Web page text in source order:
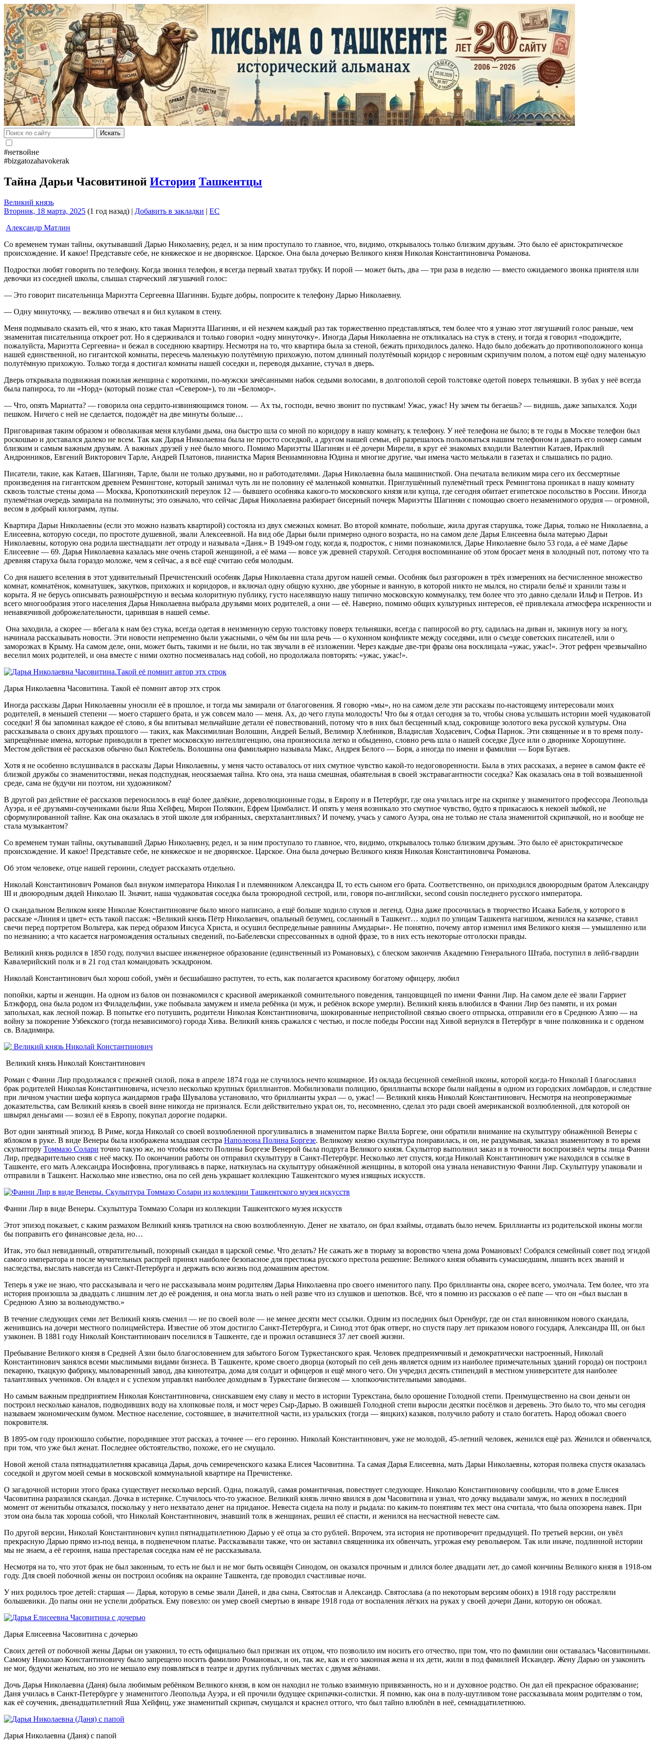
Искать
#нетвойне
#bizgatozahavokerak
Тайна Дарьи Часовитиной История Ташкентцы
Великий князь
Вторник, 18 марта, 2025 (1 год назад) | Добавить в закладки | EC
Александр Матлин
Со временем туман тайны, окутывавший Дарью Николаевну, редел, и за ним проступало то главное, что, видимо, открывалось только близким друзьям. Это было её аристократическое
происхождение. И какое! Представьте себе, не княжеское и не дворянское. Царское. Она была дочерью Великого князя Николая Константиновича Романова.
Подростки любят говорить по телефону. Когда звонил телефон, я всегда первый хватал трубку. И порой — может быть, два — три раза в неделю — вместо ожидаемого звонка приятеля или
девочки из соседней школы, слышал старческий лягушачий голос:
— Это говорит писательница Мариэтта Сергеевна Шагинян. Будьте добры, попросите к телефону Дарью Николаевну.
— Одну минуточку, — вежливо отвечал я и бил кулаком в стену.
Меня подмывало сказать ей, что я знаю, кто такая Мариэтта Шагинян, и ей незачем каждый раз так торжественно представляться, тем более что я узнаю этот лягушачий голос раньше, чем
знаменитая писательница откроет рот. Но я сдерживался и только говорил «одну минуточку». Иногда Дарья Николаевна не откликалась на стук в стену, и тогда я говорил «подождите,
пожалуйста, Мариэтта Сергеевна» и бежал в соседнюю квартиру. Несмотря на то, что квартира была за стеной, бежать приходилось далеко. Надо было добежать до противоположного конца
нашей единственной, но гигантской комнаты, пересечь маленькую полутёмную прихожую, потом длинный полутёмный коридор с неровным скрипучим полом, а потом ещё одну маленькую
полутёмную прихожую. Только тогда я достигал комнаты нашей соседки и, переводя дыхание, стучал в дверь.
Дверь открывала подвижная пожилая женщина с короткими, по-мужски зачёсанными набок седыми волосами, в долгополой серой толстовке одетой поверх тельняшки. В зубах у неё всегда
была папироса, то ли «Норд» (который позже стал «Севером»), то ли «Беломор».
— Что, опять Мариатта? — говорила она сердито-извиняющимся тоном. — Ах ты, господи, вечно звонит по пустякам! Ужас, ужас! Ну зачем ты бегаешь? — видишь, даже запыхался. Ходи
пешком. Ничего с ней не сделается, подождёт на две минуты больше…
Приговаривая таким образом и обволакивая меня клубами дыма, она быстро шла со мной по коридору в нашу комнату, к телефону. У неё телефона не было; в те годы в Москве телефон был
роскошью и доставался далеко не всем. Так как Дарья Николаевна была не просто соседкой, а другом нашей семьи, ей разрешалось пользоваться нашим телефоном и давать его номер самым
близким и самым важным друзьям. А важных друзей у неё было много. Помимо Мариэтты Шагинян и её дочери Мирели, в круг её знакомых входили Валентин Катаев, Ираклий
Андронников, Евгений Викторович Тарле, Андрей Платонов, пианистка Мария Вениаминовна Юдина и многие другие, чьи имена часто мелькали в газетах и слышались по радио.
Писатели, такие, как Катаев, Шагинян, Тарле, были не только друзьями, но и работодателями. Дарья Николаевна была машинисткой. Она печатала великим мира сего их бессмертные
произведения на гигантском древнем Ремингтоне, который занимал чуть ли не половину её маленькой комнатки. Приглушённый пулемётный треск Ремингтона проникал в нашу комнату
сквозь толстые стены дома — Москва, Кропоткинский переулок 12 — бывшего особняка какого-то московского князя или купца, где сегодня обитает египетское посольство в России. Иногда
пулемётная очередь замирала на полминуты; это означало, что сейчас Дарья Николаевна разбирает бисерный почерк Мариэтты Шагинян с помощью своего незаменимого орудия — огромной,
весом в добрый килограмм, лупы.
Квартира Дарьи Николаевны (если это можно назвать квартирой) состояла из двух смежных комнат. Во второй комнате, побольше, жила другая старушка, тоже Дарья, только не Николаевна, а
Елисеевна, которую соседи, по простоте душевной, звали Алексеевной. На вид обе Дарьи были примерно одного возраста, но на самом деле Дарья Елисеевна была матерью Дарьи
Николаевны, которую она родила шестнадцати лет отроду и называла «Даня.» В 1949-ом году, когда я, подросток, с ними познакомился, Дарье Николаевне было 53 года, а её маме Дарье
Елисеевне — 69. Дарья Николаевна казалась мне очень старой женщиной, а её мама — вовсе уж древней старухой. Сегодня воспоминание об этом бросает меня в холодный пот, потому что та
древняя старуха была гораздо моложе, чем я сейчас, а я всё ещё считаю себя молодым.
Со дня нашего вселения в этот удивительный Пречистенский особняк Дарья Николаевна стала другом нашей семьи. Особняк был разгорожен в трёх измерениях на бесчисленное множество
комнат, комнатёнок, комнатушек, закутков, прихожих и коридоров, и включал одну общую кухню, две уборные и ванную, в которой никто не мылся, но стирали бельё и хранили тазы и
корыта. Я не берусь описывать разношёрстную и весьма колоритную публику, густо населявшую нашу типично московскую коммуналку, тем более что это давно сделали Ильф и Петров. Из
всего многообразия этого населения Дарья Николаевна выбрала друзьями моих родителей, а они — её. Наверно, помимо общих культурных интересов, её привлекала атмосфера искренности и
ненавязчивой доброжелательности, царившая в нашей семье.
Она заходила, а скорее — вбегала к нам без стука, всегда одетая в неизменную серую толстовку поверх тельняшки, всегда с папиросой во рту, садилась на диван и, закинув ногу за ногу,
начинала рассказывать новости. Эти новости непременно были ужасными, о чём бы ни шла речь — о кухонном конфликте между соседями, или о съезде советских писателей, или о
заморозках в Крыму. На самом деле, они, может быть, такими и не были, но так звучали в её изложении. Через каждые две-три фразы она восклицала «ужас, ужас!». Этот рефрен чрезвычайно
веселил моих родителей, и она вместе с ними охотно посмеивалась над собой, но продолжала повторять: «ужас, ужас!».
Дарья Николаевна Часовитина. Такой её помнит автор этх строк
Иногда рассказы Дарьи Николаевны уносили её в прошлое, и тогда мы замирали от благоговения. Я говорю «мы», но на самом деле эти рассказы по-настоящему интересовали моих
родителей, в меньшей степени — моего старшего брата, и уж совсем мало — меня. Ах, до чего глупа молодость! Что бы я отдал сегодня за то, чтобы снова услышать истории моей чудаковатой
соседки! Я бы запоминал каждое её слово, я бы впитывал мельчайшие детали её повествований, потому что в них был бесценный клад, сокровище золотого века русской культуры. Она
рассказывала о своих друзьях прошлого — таких, как Максимилиан Волошин, Андрей Белый, Велимир Хлебников, Владислав Ходасевич, Софья Парнок. Эти священные и в то время полу-
запрещённые имена, которые приводили в трепет московскую интеллигенцию, она произносила легко и обыденно, словно речь шла о нашей соседке Дусе или о дворнике Хорошутине.
Местом действия её рассказов обычно был Коктебель. Волошина она фамильярно называла Макс, Андрея Белого — Боря, а иногда по имени и фамилии — Боря Бугаев.
Хотя я не особенно вслушивался в рассказы Дарьи Николаевны, у меня часто оставалось от них смутное чувство какой-то недоговоренности. Была в этих рассказах, а вернее в самом факте её
близкой дружбы со знаменитостями, некая подспудная, неосязаемая тайна. Кто она, эта наша смешная, обаятельная в своей экстравагантности соседка? Как оказалась она в той возвышенной
среде, сама не будучи ни поэтом, ни художником?
В другой раз действие её рассказов переносилось в ещё более далёкие, дореволюционные годы, в Европу и в Петербург, где она училась игре на скрипке у знаменитого профессора Леопольда
Ауэра, и её друзьями-соучениками были Яша Хейфец, Мирон Полякин, Ефрем Цимбалист. И опять у меня возникало это смутное чувство, будто я прикасаюсь к некоей зыбкой, не
сформулированной тайне. Как она оказалась в этой школе для избранных, сверхталантливых? И почему, учась у самого Ауэра, она не только не стала знаменитой скрипачкой, но и вообще не
стала музыкантом?
Со временем туман тайны, окутывавший Дарью Николаевну, редел, и за ним проступало то главное, что, видимо, открывалось только близким друзьям. Это было её аристократическое
происхождение. И какое! Представьте себе, не княжеское и не дворянское. Царское. Она была дочерью Великого князя Николая Константиновича Романова.
Об этом человеке, отце нашей героини, следует рассказать отдельно.
Николай Константинович Романов был внуком императора Николая I и племянником Александра II, то есть сыном его брата. Соответственно, он приходился двоюродным братом Александру
III и двоюродным дядей Николаю II. Значит, наша чудаковатая соседка была троюродной сестрой, или, говоря по-английски, second cousin последнего русского императора.
О скандальном Великом князе Николае Константиновиче было много написано, а ещё больше ходило слухов и легенд. Одна даже просочилась в творчество Исаака Бабеля, у которого в
рассказе «Линия и цвет» есть такой пассаж: «Великий князь Пётр Николаевич, опальный безумец, сосланный в Ташкент… ходил по улицам Ташкента нагишом, женился на казачке, ставил
свечи перед портретом Вольтера, как перед образом Иисуса Христа, и осушил беспредельные равнины Амударьи». Не понятно, почему автор изменил имя Великого князя — умышленно или
по незнанию; а что касается нагромождения остальных сведений, по-Бабелевски спрессованных в одной фразе, то в них есть некоторые отголоски правды.
Великий князь родился в 1850 году, получил высшее инженерное образование (единственный из Романовых), с блеском закончив Академию Генерального Штаба, поступил в лейб-гвардии
Кавалерийский полк и в 21 год стал командовать эскадроном.
Николай Константинович был хорош собой, умён и бесшабашно распутен, то есть, как полагается красивому богатому офицеру, любил
попойки, карты и женщин. На одном из балов он познакомился с красивой американкой сомнительного поведения, танцовщицей по имени Фанни Лир. На самом деле её звали Гарриет
Блэкфорд, она была родом из Филадельфии, уже побывала замужем и имела ребёнка (и муж, и ребёнок вскоре умерли). Великий князь влюбился в Фанни Лир без памяти, и их роман
заполыхал, как лесной пожар. В попытке его потушить, родители Николая Константиновича, шокированные непристойной связью своего отпрыска, отправили его в Среднюю Азию — на
войну за покорение Узбекского (тогда независимого) города Хива. Великий князь сражался с честью, и после победы России над Хивой вернулся в Петербург в чине полковника и с орденом
св. Владимира.
Великий князь Николай Константинович
Роман с Фанни Лир продолжался с прежней силой, пока в апреле 1874 года не случилось нечто кошмарное. Из оклада бесценной семейной иконы, которой когда-то Николай I благославил
брак родителей Николая Константиновича, исчезло несколько крупных бриллиантов. Мобилизовали полицию, бриллианты вскоре были найдены в одном из городских ломбардов, и следствие
при личном участии шефа корпуса жандармов графа Шувалова установило, что бриллианты украл — о, ужас! — Великий князь Николай Константинович. Несмотря на неопровержимые
доказательства, сам Великий князь в своей вине никогда не признался. Если действительно украл он, то, несомненно, сделал это ради своей американской возлюбленной, для которой он
швырял деньгами — возил её в Европу, покупал дорогие подарки.
Вот один занятный эпизод. В Риме, когда Николай со своей возлюбленной прогуливались в знаменитом парке Вилла Боргезе, они обратили внимание на скульптуру обнажённой Венеры с
яблоком в руке. В виде Венеры была изображена младшая сестра Наполеона Полина Боргезе. Великому князю скульптура понравилась, и он, не раздумывая, заказал знаменитому в то время
скульптору Томмазо Солари точно такую же, но чтобы вместо Полины Боргезе Венерой была подруга Великого князя. Скульптор выполнил заказ и в точности воспроизвёл черты лица Фанни
Лир, предварительно сняв с неё маску. По окончании работы он отправил скульптуру в Санкт-Петербург. Несколько лет спустя, когда Николай Константинович уже находился в ссылке в
Ташкенте, его мать Александра Иосифовна, прогуливаясь в парке, наткнулась на скульптуру обнажённой женщины, в которой она узнала ненавистную Фанни Лир. Скульптуру упаковали и
отправили в Ташкент. Насколько мне известно, она по сей день украшает коллекцию Ташкентского музея изящных искусств.
Фанни Лир в виде Венеры. Скульптура Томмазо Солари из коллекции Ташкентского музея искусств
Этот эпизод показыет, с каким размахом Великий князь тратился на свою возлюбленную. Денег не хватало, он брал взаймы, отдавать было нечем. Бриллианты из родительской иконы могли
бы поправить его финансовые дела, но…
Итак, это был невиданный, отвратительный, позорный скандал в царской семье. Что делать? Не сажать же в тюрьму за воровство члена дома Романовых! Собрался семейный совет под эгидой
самого императора и после мучительных распрей принял наиболее безопасное для престижа русского престола решение: Великого князя объявить сумасшедшим, лишить всех званий и
наследства, выслать навсегда из Санкт-Петербурга и держать всю жизнь под домашним арестом.
Теперь я уже не знаю, что рассказывала и чего не рассказывала моим родителям Дарья Николаевна про своего именитого папу. Про бриллианты она, скорее всего, умолчала. Тем более, что эта
история произошла за двадцать с лишним лет до её рождения, и она могла знать о ней разве что из слушков и шепотков. Всё, что я помню из рассказов о её папе — что он «был выслан в
Среднюю Азию за вольнодумство.»
В течение следующих семи лет Великий князь сменил — не по своей воле — не менее десяти мест ссылки. Одним из последних был Оренбург, где он стал виновником нового скандала,
женившись на дочери местного полицмейстера. Известие об этом достигло Санкт-Петербурга, и Синод этот брак отверг, но спустя пару лет приказом нового государя, Александра III, он был
узаконен. В 1881 году Николай Константиноваич поселился в Ташкенте, где и прожил оставшиеся 37 лет своей жизни.
Пребывание Великого князя в Средней Азии было благословением для забытого Богом Туркестанского края. Человек предпреимчивый и демократически настроенный, Николай
Константинович занялся всеми мыслимыми видами бизнеса. В Ташкенте, кроме своего дворца (который по сей день является одним из наиболее примечательных зданий города) он построил
пекарню, ткацкую фабрику, мыловаренный завод, два кинотеатра, дома для солдат и офицеров и ещё много чего. Он учредил десять стипендий в местном университете для наиболее
талантливых учеников. Он владел и с успехом управлял наиболее доходным в Туркестане бизнесом — хлопкоочистительными заводами.
Но самым важным предприятием Николая Константиновича, снискавшем ему славу и место в истории Турекстана, было орошение Голодной степи. Преимущественно на свои деньги он
построил несколько каналов, подводивших воду на хлопковые поля, и мост через Сыр-Дарью. В ожившей Голодной степи выросли десятки посёлков и деревень. Это было то, что мы сегодня
называем экономическим бумом. Местное население, состоявшее, в значителтной части, из уральских (тогда — яицких) казаков, получило работу и стало богатеть. Народ обожал своего
покровителя.
В 1895-ом году произошло событие, породившее этот рассказ, а точнее — его героиню. Николай Константинович, уже не молодой, 45-летний человек, женился ещё раз. Женился и обвенчался,
при том, что уже был женат. Последнее обстоятельство, похоже, его не смущало.
Новой женой стала пятнадцатилетняя красавица Дарья, дочь семиреченского казака Елисея Часовитина. Та самая Дарья Елисеевна, мать Дарьи Николаевны, которая полвека спустя оказалась
соседкой и другом моей семьи в московской коммунальной квартире на Пречистенке.
О загадочной истории этого брака существует несколько версий. Одна, пожалуй, самая романтичная, повествует следующее. Николаю Константиновичу сообщили, что в доме Елисея
Часовитина разразился скандал. Дочка в истерике. Случилось что-то ужасное. Великий князь лично явился в дом Часовитина и узнал, что дочку выдавали замуж, но жених в последний
момент от женитьбы отказался, поскольку у него нехватало денег на приданое. Невеста сидела на полу и рыдала: по каким-то понятиям тех мест она считала, что была опозорена навек. При
этом она была так хороша собой, что Николай Константинович, знавший толк в женщинах, решил её спасти, и женился на несчастной невесте сам.
По другой версии, Николай Константинович купил пятнадцатилетнюю Дарью у её отца за сто рублей. Впрочем, эта история не противоречит предыдущей. По третьей версии, он увёл
прекрасную Дарью прямо из-под венца, в подвенечном платье. Рассказывали также, что он заставил священника их обвенчать, угрожая ему револьвером. Так или иначе, подлинной истории
мы не знаем, а её героиня, наша престарелая соседка нам её не рассказывала.
Несмотря на то, что этот брак не был законным, то есть не был и не мог быть освящён Синодом, он оказался прочным и длился более двадцати лет, до самой кончины Великого князя в 1918-ом
году. Для своей побочной жены он построил особняк на окраине Ташкента, где проводил счастливые ночи.
У них родилось трое детей: старшая — Дарья, которую в семье звали Даней, и два сына, Святослав и Александр. Святослава (а по некоторым версиям обоих) в 1918 году расстреляли
большевики. До папы они не успели добраться. Ему повезло: он умер своей смертью в январе 1918 года от воспаления лёгких на руках у своей дочери Дани, которую он обожал.
Дарья Елисеевна Часовитина с дочерью
Своих детей от побочной жены Дарьи он узаконил, то есть официально был признан их отцом, что позволило им носить его отчество, при том, что по фамилии они оставалась Часовитиными.
Самому Николаю Константиновичу было запрещено носить фамилию Романовых, и он, так же, как и его законная жена и их дети, жили в под фамилией Искандер. Жену Дарью он узаконить
не мог, будучи женатым, но это не мешало ему появляться в театре и других публичных местах с двумя жёнами.
Дочь Дарья Николаевна (Даня) была любимым ребёнком Великого князя, в ком он находил не только взаимную привязанность, но и и духовное родство. Он дал ей прекрасное образование;
Даня училась в Санкт-Петербурге у знаменитого Леопольда Ауэра, и ей прочили будущее скрипачки-солистки. Я помню, как она в полу-шутливом тоне рассказывала моим родителям о том,
как её соученик, двенадцатилетний Яша Хейфиц, уже знаменитый скрипач, смущался и краснел оттого, что был тайно влюблён в неё, семнадцатилетнюю.
Дарья Николаевна (Даня) с папой